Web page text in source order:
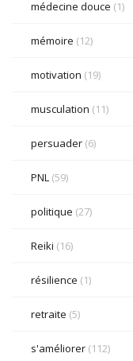
médecine douce (1)
mémoire (12)
motivation (19)
musculation (11)
persuader (6)
PNL (59)
politique (27)
Reiki (16)
résilience (1)
retraite (5)
s'améliorer (112)